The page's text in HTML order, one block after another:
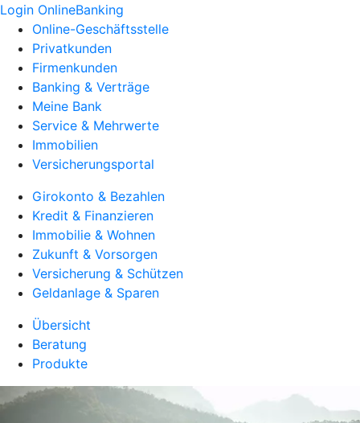
Login OnlineBanking
Online-Geschäftsstelle
Privatkunden
Firmenkunden
Banking & Verträge
Meine Bank
Service & Mehrwerte
Immobilien
Versicherungsportal
Girokonto & Bezahlen
Kredit & Finanzieren
Immobilie & Wohnen
Zukunft & Vorsorgen
Versicherung & Schützen
Geldanlage & Sparen
Übersicht
Beratung
Produkte